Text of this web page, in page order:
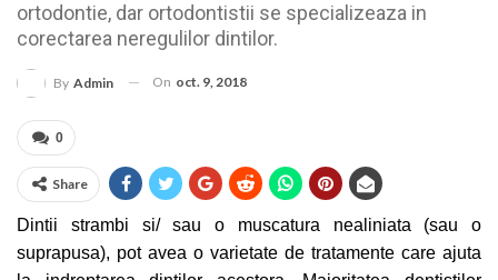
ortodontie, dar ortodontistii se specializeaza in
corectarea neregulilor dintilor.
By Admin On oct. 9, 2018
0
Share
Dintii strambi si/ sau o muscatura nealiniata (sau o
suprapusa), pot avea o varietate de tratamente care ajuta